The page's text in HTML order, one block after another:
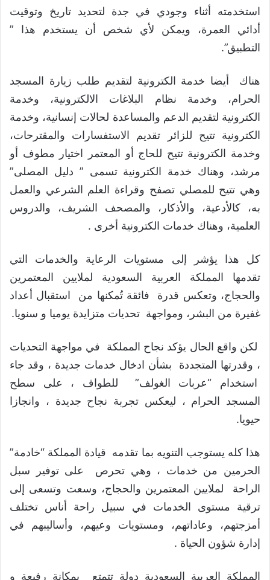
استخدمته أثناء وجودي في جدة لتحديد تاريخ وتوقيت
أدائي العمرة، ويمكن لأي شخص أن يستخدم هذا ”
التطبيق”.
هناك أيضا خدمة الكترونية لتقديم طلب زيارة المسجد
الحرام، وخدمة نظام البلاغات الالكترونية، وخدمة
الكترونية لتقديم الدعم والمساعدة لحالات إنسانية، وخدمة
الكترونية تتيح للزائر تقديم الاستفسارات والمقترحات،
وخدمة الكترونية تتيح للحاج أو المعتمر اختيار مطوف أو
مرشد، وهناك خدمة الكترونية تسمى ” دليل المصلى”
وهي تتيح للمصلي تصفح وقراءة العلم الشرعي والعمل
به، كالأدعية، والأذكار، والمصحف الشريف، والدروس
العلمية، وهناك خدمات الكترونية أخرى .
كل هذا يؤشر إلى مستويات الرعاية والخدمات التي
تقدمها المملكة العربية السعودية لملايين المعتمرين
والحجاج، وتعكس قدرة فائقة تُمكنها من استقبال أعداد
غفيرة من البشر، ومواجهة تحديات متزايدة يوميا و سنويا.
لكن واقع الحال يؤكد نجاح المملكة في مواجهة التحديات
، وقدرتها المتجددة بشأن ادخال خدمات جديدة ، وقد جاء
استخدام “عربات الغولف” للطواف ، على سطح
المسجد الحرام ، ليعكس تجربة نجاح جديدة ، وانجازا
حيويا.
هذا كله يستوجب التنويه بما تقدمه قيادة المملكة “خادمة”
الحرمين من خدمات ، وهي تحرص على توفير سبل
الراحة لملايين المعتمرين والحجاج، وسعت وتسعى إلى
ترقية مستوى الخدمات في سبيل راحة أناس تختلف
أمزجتهم، وعاداتهم، ومستويات وعيهم، وأساليبهم في
إدارة شؤون الحياة .
المملكة العربية السعودية دولة تتمتع بمكانة رفيعة و